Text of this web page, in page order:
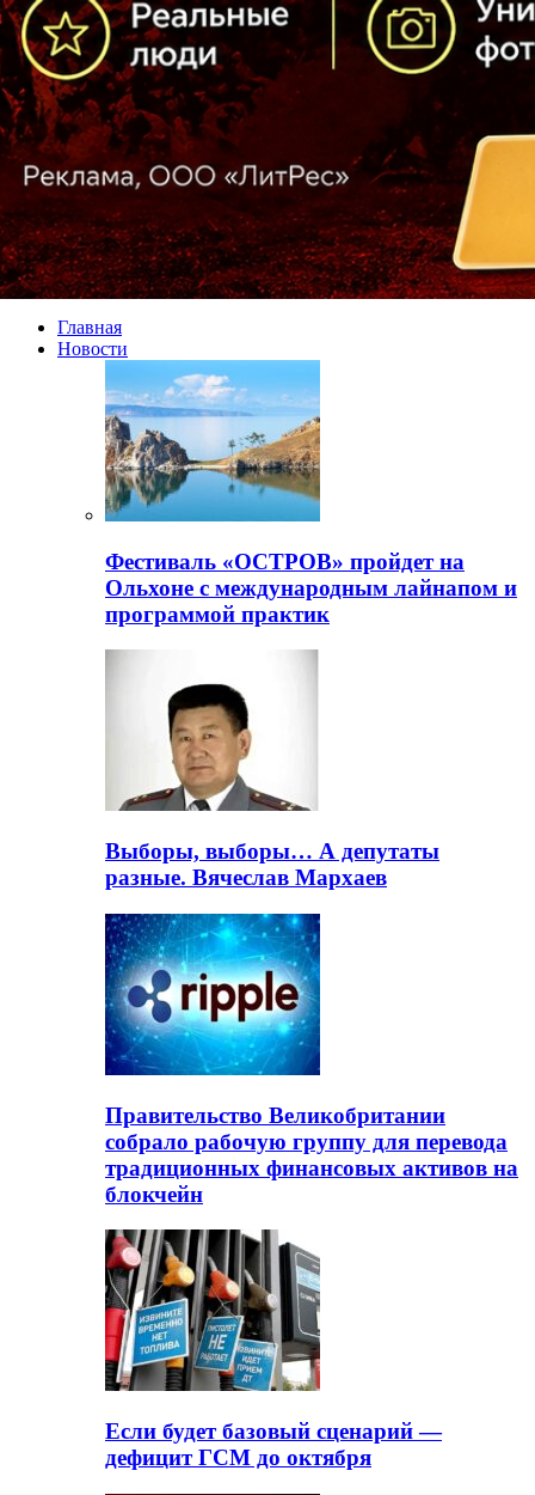
Главная
Новости
Фестиваль «ОСТРОВ» пройдет на
Ольхоне с международным лайнапом и
программой практик
Выборы, выборы… А депутаты
разные. Вячеслав Мархаев
Правительство Великобритании
собрало рабочую группу для перевода
традиционных финансовых активов на
блокчейн
Если будет базовый сценарий —
дефицит ГСМ до октября